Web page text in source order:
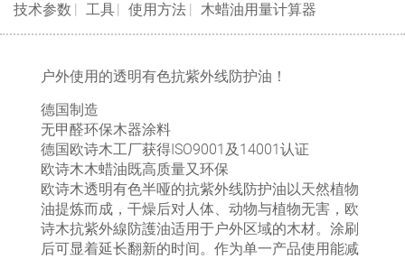
技术参数
工具 使用方法 木蜡油用量计算器
户外使用的透明有色抗紫外线防护油！
德国制造
无甲醛环保木器涂料
德国欧诗木工厂获得ISO9001及14001认证
欧诗木木蜡油既高质量又环保
欧诗木透明有色半哑的抗紫外线防护油以天然植物
油提炼而成，干燥后对人体、动物与植物无害，欧
诗木抗紫外線防護油适用于户外区域的木材。涂刷
后可显着延长翻新的时间。作为单一产品使用能减